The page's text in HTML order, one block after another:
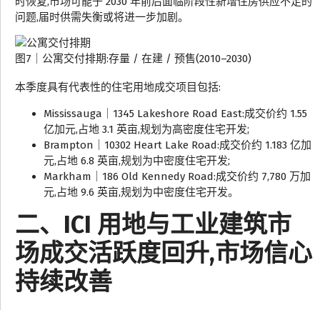
问题,届时供需失衡或将进一步加剧。
图7｜公寓交付排期:存量 / 在建 / 预售(2010–2030)
本季度具有代表性的住宅用地成交项目包括:
Mississauga｜1345 Lakeshore Road East:成交价约 1.55
亿加元,占地 3.1 英亩,规划为高密度住宅开发;
Brampton｜10302 Heart Lake Road:成交价约 1.183 亿加
元,占地 6.8 英亩,规划为中密度住宅开发;
Markham｜186 Old Kennedy Road:成交价约 7,780 万加
元,占地 9.6 英亩,规划为中密度住宅开发。
二、ICI 用地与工业建筑市
场成交活跃度回升,市场信心
持续改善